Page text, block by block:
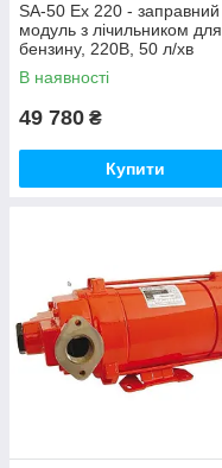
SA-50 Ex 220 - заправний
модуль з лічильником для
бензину, 220В, 50 л/хв
В наявності
49 780 ₴
Купити